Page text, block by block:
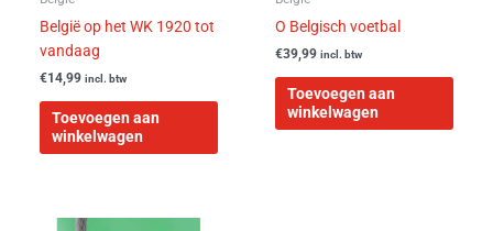
België op het WK 1920 tot
vandaag
€14,99 incl. btw
Toevoegen aan
winkelwagen
O Belgisch voetbal
€39,99 incl. btw
Toevoegen aan
winkelwagen